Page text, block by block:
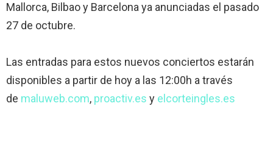
Mallorca, Bilbao y Barcelona ya anunciadas el pasado
27 de octubre.
Las entradas para estos nuevos conciertos estarán
disponibles a partir de hoy a las 12:00h a través
de maluweb.com, proactiv.es y elcorteingles.es